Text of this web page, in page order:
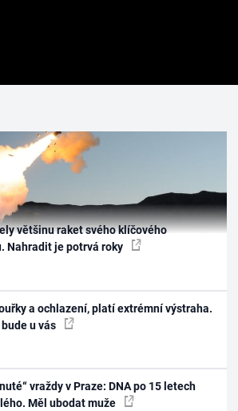
většinu raket svého klíčového
Nahradit je potrvá roky
a ochlazení, platí extrémní výstraha.
u vás
vraždy v Praze: DNA po 15 letech
Měl ubodat muže